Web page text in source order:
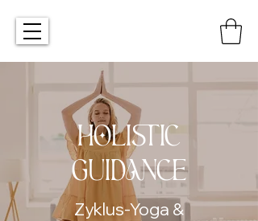
HOLISTIC
GUIDANCE
Zyklus-Yoga &